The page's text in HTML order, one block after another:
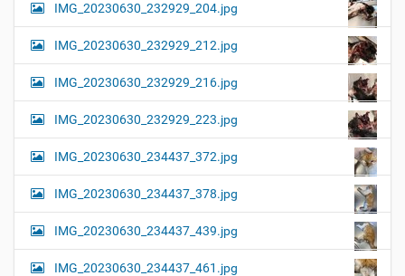
IMG_20230630_232929_204.jpg
IMG_20230630_232929_212.jpg
IMG_20230630_232929_216.jpg
IMG_20230630_232929_223.jpg
IMG_20230630_234437_372.jpg
IMG_20230630_234437_378.jpg
IMG_20230630_234437_439.jpg
IMG_20230630_234437_461.jpg